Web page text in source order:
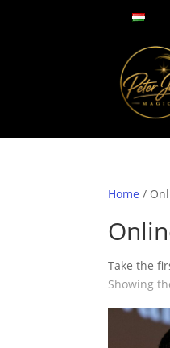
Home /
Take the
Showing